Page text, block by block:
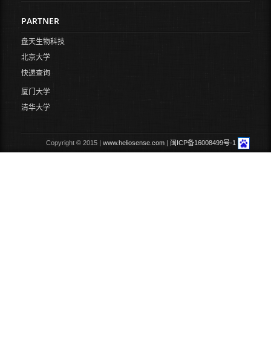
PARTNER
盘天生物科技
北京大学
快递查询
厦门大学
清华大学
Copyright © 2015 | www.heliosense.com | 闽ICP备16008499号-1